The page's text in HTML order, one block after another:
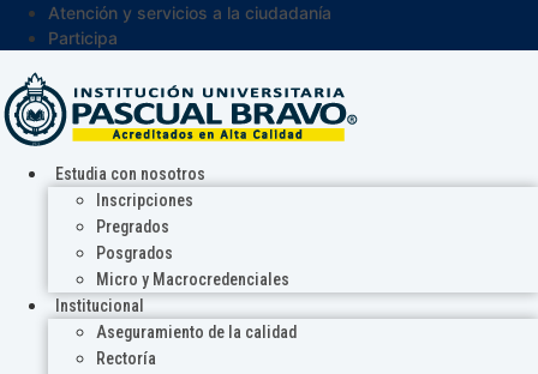
Atención y servicios a la ciudadanía
Participa
Estudia con nosotros
Inscripciones
Pregrados
Posgrados
Micro y Macrocredenciales
Institucional
Aseguramiento de la calidad
Rectoría